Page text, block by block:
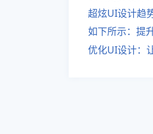
超炫UI设计趋
如下所示：提
优化UI设计：